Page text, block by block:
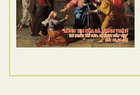
BAN MỤC VỤ
ĐOÀN THỂ CG
ĐIỂM HÀNH HƯƠNG